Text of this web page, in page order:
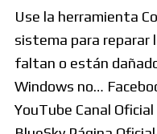
Use la herramienta
sistema para reparar
faltan o están
Windows no…
YouTube Canal